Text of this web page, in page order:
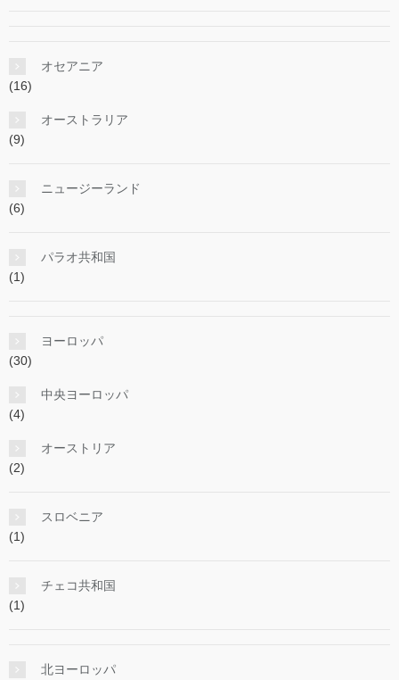
オセアニア
(16)
オーストラリア
(9)
ニュージーランド
(6)
パラオ共和国
(1)
ヨーロッパ
(30)
中央ヨーロッパ
(4)
オーストリア
(2)
スロベニア
(1)
チェコ共和国
(1)
北ヨーロッパ